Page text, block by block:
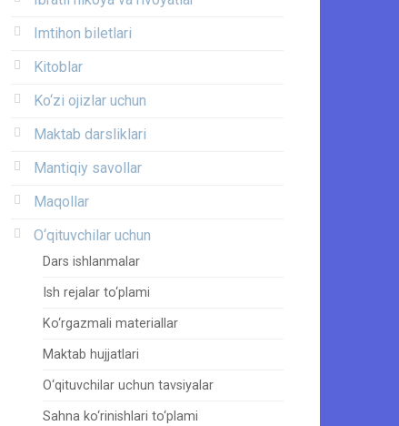
Imtihon biletlari
Kitoblar
Ko‘zi ojizlar uchun
Maktab darsliklari
Mantiqiy savollar
Maqollar
O‘qituvchilar uchun
Dars ishlanmalar
Ish rejalar to‘plami
Ko‘rgazmali materiallar
Maktab hujjatlari
O‘qituvchilar uchun tavsiyalar
Sahna ko‘rinishlari to‘plami